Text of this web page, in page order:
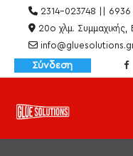
2314-023748 || 6936
20ο χλμ.
Σύνδεση